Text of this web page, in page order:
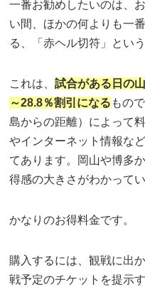
一番お勧めしたいのは、
い間、ほかの何よりも一
る、「赤ヘル切符」とい
これは、試合がある日の
～28.8％割引になる もの
島からの距離）によって
やインターネット情報な
てあります。岡山や博多
得感の大きさがわかって
かなりのお得料金です。
購入するには、観戦に出
戦予定のチケットを提示